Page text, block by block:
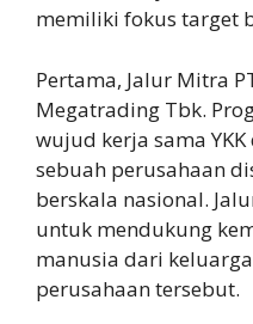
memiliki fokus target
Pertama, Jalur Mitra
Megatrading Tbk.
wujud kerja sama YKK
sebuah perusahaan
berskala nasional.
untuk mendukung
manusia dari
perusahaan tersebut.